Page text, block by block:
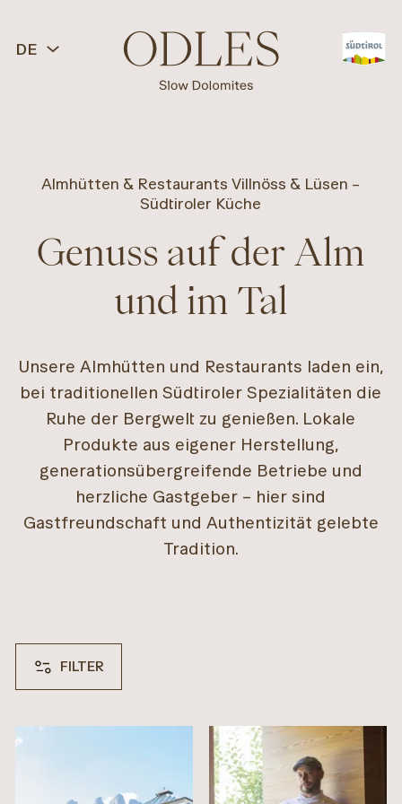
DE
ZURÜCK
Slow Food
Kulinarische Erlebnisse
ÜBERSICHT KULINARIK & GENUSS
Almhütten & Restaurants Villnöss & Lüsen –
Südtiroler Küche
Genuss auf der Alm
und im Tal
Unsere Almhütten und Restaurants laden ein,
bei traditionellen Südtiroler Spezialitäten die
Ruhe der Bergwelt zu genießen. Lokale
Produkte aus eigener Herstellung,
generationsübergreifende Betriebe und
herzliche Gastgeber – hier sind
Gastfreundschaft und Authentizität gelebte
Tradition.
FILTER
KATEGORIE
Alm, Restaurant, Schutzhütte